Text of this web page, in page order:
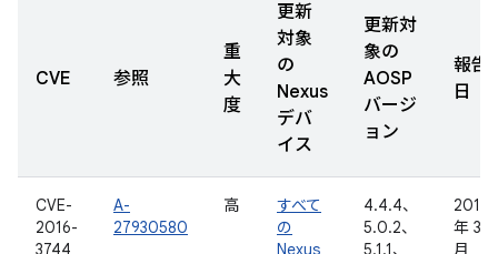
CVE 参照
重
大
度
更新
対象
の
Nexus
デバ
イス
更新対
象の
AOSP
バージ
ョン
報告
日
CVE-
2016-
3744
A-
27930580
高
すべて
の
Nexus
4.4.4、
5.0.2、
5.1.1、
2016
年 3
月